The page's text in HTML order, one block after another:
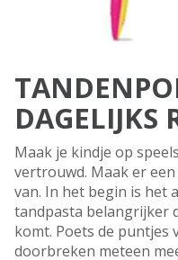
DAGELIJKS
Maak je kindje op
vertrouwd. Maak er
van. In het begin is het
tandpasta belangrijker
komt. Poets de puntjes
doorbreken meteen